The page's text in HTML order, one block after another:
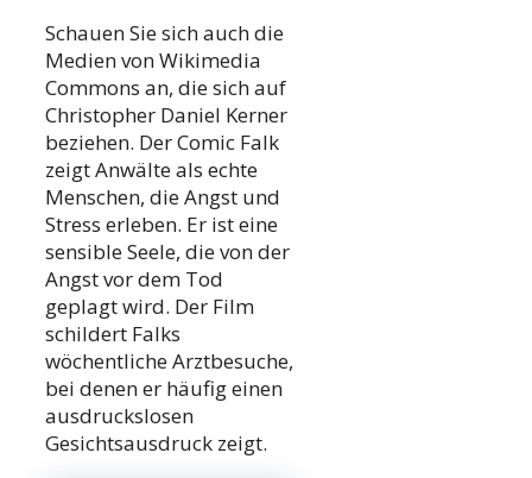
Schauen Sie sich auch die
Medien von Wikimedia
Commons an, die sich auf
Christopher Daniel Kerner
beziehen. Der Comic Falk
zeigt Anwälte als echte
Menschen, die Angst und
Stress erleben. Er ist eine
sensible Seele, die von der
Angst vor dem Tod
geplagt wird. Der Film
schildert Falks
wöchentliche Arztbesuche,
bei denen er häufig einen
ausdruckslosen
Gesichtsausdruck zeigt.